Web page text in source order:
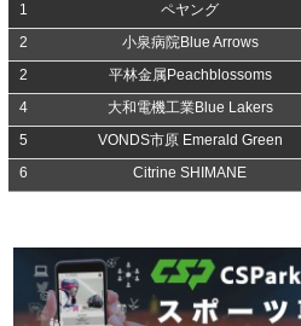
1 ペヤング
2 小泉病院Blue Arrows
2 平林金属Peachblossoms
4 大和電機工業Blue Lakers
5 VONDS市原 Emerald Green
6 Citrine SHIMANE